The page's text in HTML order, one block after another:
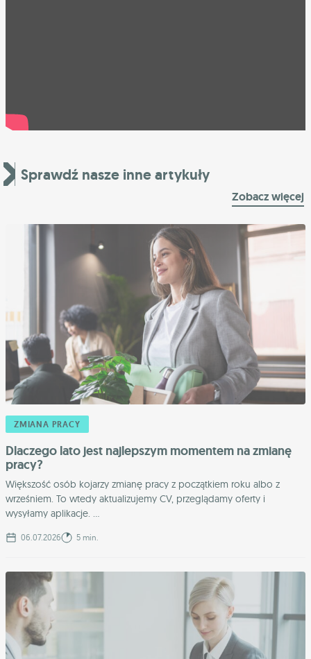
Sprawdź nasze inne artykuły
Zobacz więcej
ZMIANA PRACY
Dlaczego lato jest najlepszym momentem na zmianę
pracy?
Większość osób kojarzy zmianę pracy z początkiem roku albo z
wrześniem. To wtedy aktualizujemy CV, przeglądamy oferty i
wysyłamy aplikacje. ...
06.07.2026 5 min.